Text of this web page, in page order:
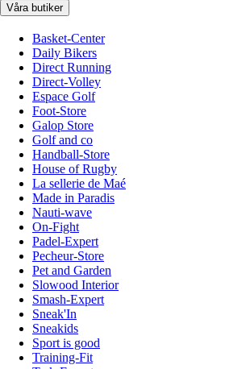
Våra butiker
Basket-Center
Daily Bikers
Direct Running
Direct-Volley
Espace Golf
Foot-Store
Galop Store
Golf and co
Handball-Store
House of Rugby
La sellerie de Maé
Made in Paradis
Nauti-wave
On-Fight
Padel-Expert
Pecheur-Store
Pet and Garden
Slowood Interior
Smash-Expert
Sneak'In
Sneakids
Sport is good
Training-Fit